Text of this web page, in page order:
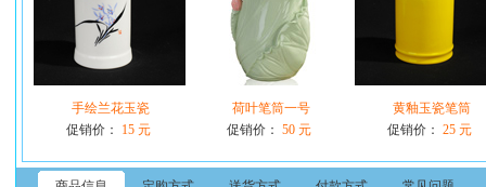
手绘兰花玉瓷
促销价：
15 元
荷叶笔筒一号
促销价： 50 元
黄釉玉瓷笔筒
促销价： 25 元